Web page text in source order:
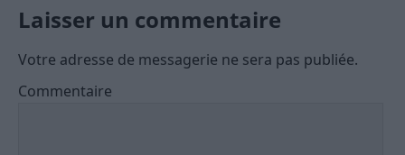
Laisser un commentaire
Votre adresse de messagerie ne sera pas publiée.
Commentaire